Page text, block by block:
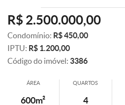
R$ 2.500.000,00
Condomínio: R$ 450,00
IPTU: R$ 1.200,00
Código do imóvel: 3386
ÁREA
600m²
QUARTOS
4